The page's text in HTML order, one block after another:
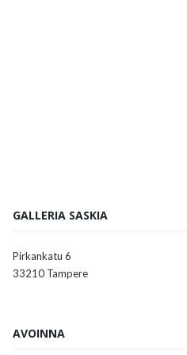
GALLERIA SASKIA
Pirkankatu 6
33210 Tampere
AVOINNA